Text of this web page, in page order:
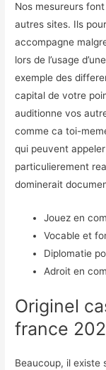
Nos mesureurs
autres sites. Ils
accompagne
lors de l’usage
exemple des
capital de votre
auditionne vos
comme ca toi-
qui peuvent appeler
particulierement
dominerait
Jouez en
Vocable et
Diplomatie
Adroit en
Originel
france
Beaucoup, il existe